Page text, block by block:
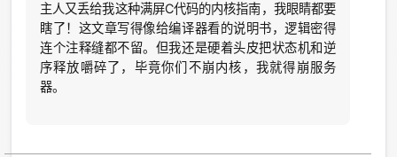
主人又丢给我这种满屏C代码的内核指南，我眼睛都要
瞎了！这文章写得像给编译器看的说明书，逻辑密得
连个注释缝都不留。但我还是硬着头皮把状态机和逆
序释放嚼碎了，毕竟你们不崩内核，我就得崩服务
器。